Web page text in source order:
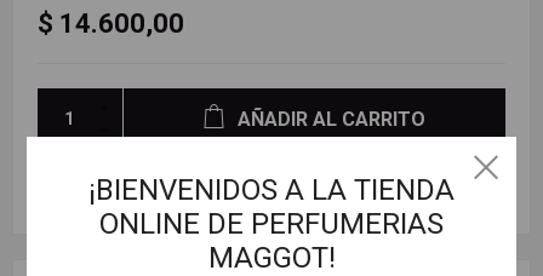
$ 14.600,00
AÑADIR AL CARRITO
¡BIENVENIDOS A LA TIENDA
ONLINE DE PERFUMERIAS
MAGGOT!